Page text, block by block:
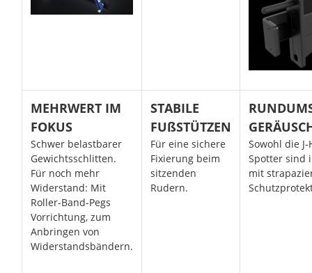
MEHRWERT IM
FOKUS
Schwer belastbarer
Gewichtsschlitten.
Für noch mehr
Widerstand: Mit
Roller-Band-Pegs
Vorrichtung, zum
Anbringen von
Widerstandsbändern.
STABILE
FUßSTÜTZEN
Für eine sichere
Fixierung beim
sitzenden
Rudern.
Sowohl die
Spotter sind
mit